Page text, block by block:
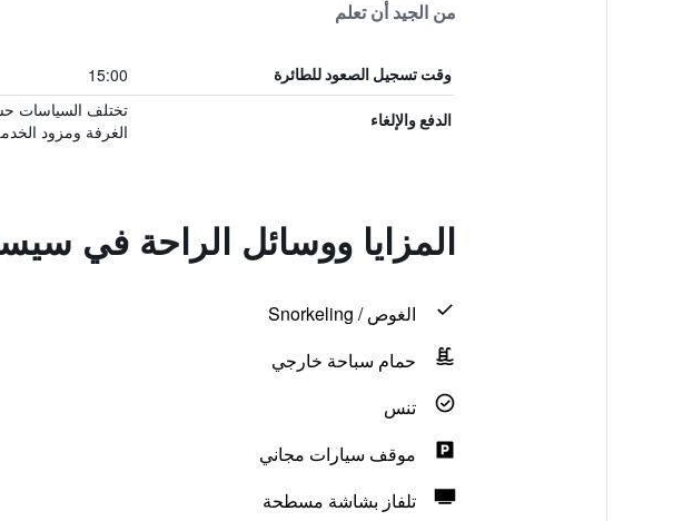
من الجيد أن تعلم
وقت تسجيل الصعود للطائرة 15:00
الدفع والإلغاء
تختلف السياسات
الغرفة ومزود
المزايا ووسائل الراحة في
الغوص / Snorkeling
حمام سباحة خارجي
تنس
موقف سيارات مجاني
تلفاز بشاشة مسطحة